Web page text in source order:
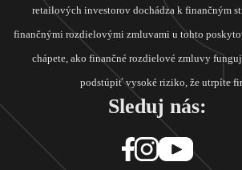
retailových investorov dochádza k finančným
finančnými rozdielovými zmluvami u tohto
chápete, ako finančné rozdielové zmluvy
podstúpiť vysoké riziko, že utrpíte
Sleduj nás: